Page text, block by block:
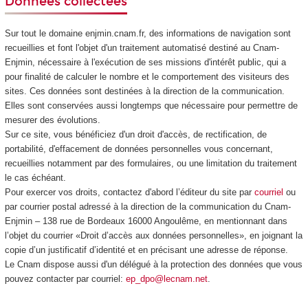
Sur tout le domaine enjmin.cnam.fr, des informations de navigation sont
recueillies et font l'objet d'un traitement automatisé destiné au Cnam-
Enjmin, nécessaire à l'exécution de ses missions d'intérêt public, qui a
pour finalité de calculer le nombre et le comportement des visiteurs des
sites. Ces données sont destinées à la direction de la communication.
Elles sont conservées aussi longtemps que nécessaire pour permettre de
mesurer des évolutions.
Sur ce site, vous bénéficiez d'un droit d'accès, de rectification, de
portabilité, d'effacement de données personnelles vous concernant,
recueillies notamment par des formulaires, ou une limitation du traitement
le cas échéant.
Pour exercer vos droits, contactez d'abord l’éditeur du site par courriel ou
par courrier postal adressé à la direction de la communication du Cnam-
Enjmin – 138 rue de Bordeaux 16000 Angoulême, en mentionnant dans
l’objet du courrier «Droit d’accès aux données personnelles», en joignant la
copie d’un justificatif d’identité et en précisant une adresse de réponse.
Le Cnam dispose aussi d'un délégué à la protection des données que vous
pouvez contacter par courriel: ep_dpo@lecnam.net.